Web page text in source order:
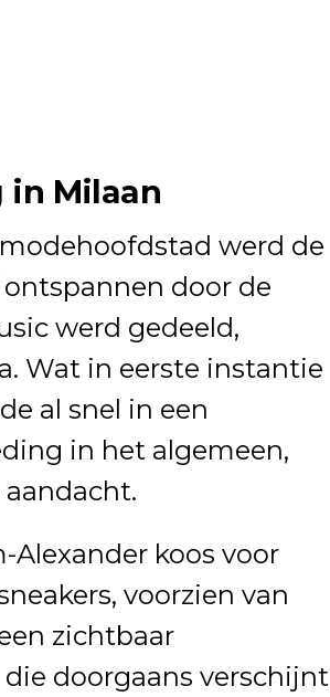
in Milaan
werd de
door de
werd gedeeld,
Wat in eerste instantie
al snel in een
in het algemeen,
Alexander koos voor
voorzien van
zichtbaar
doorgaans verschijnt